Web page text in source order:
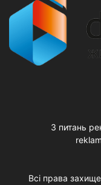
З питань
Всі права